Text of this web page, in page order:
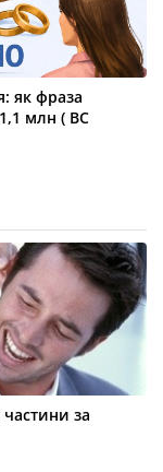
як фраза
млн ( ВС
за